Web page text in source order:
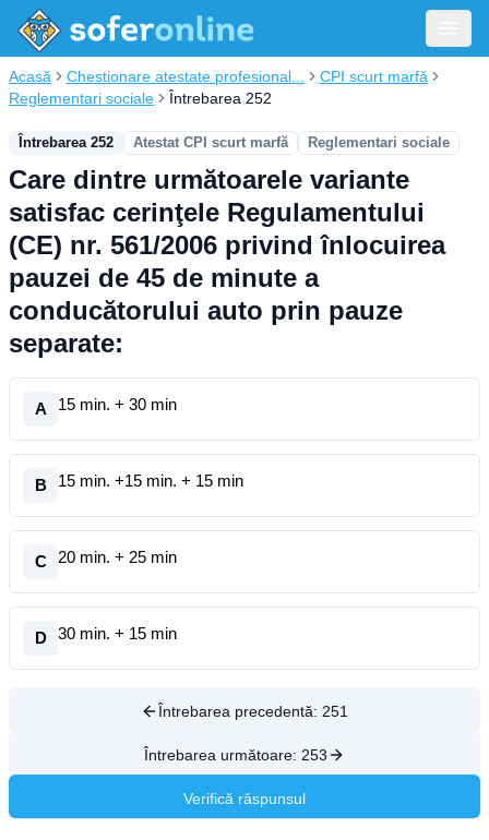
Acasă Chestionare atestate profesional...
CPI scurt marfă
Reglementari sociale
Întrebarea 252
Întrebarea 252 Atestat CPI scurt marfă Reglementari sociale
Care dintre următoarele variante
satisfac cerinţele Regulamentului
(CE) nr. 561/2006 privind înlocuirea
pauzei de 45 de minute a
conducătorului auto prin pauze
separate:
A 15 min. + 30 min
B 15 min. +15 min. + 15 min
C 20 min. + 25 min
D 30 min. + 15 min
Întrebarea precedentă: 251
Întrebarea următoare: 253
Verifică răspunsul